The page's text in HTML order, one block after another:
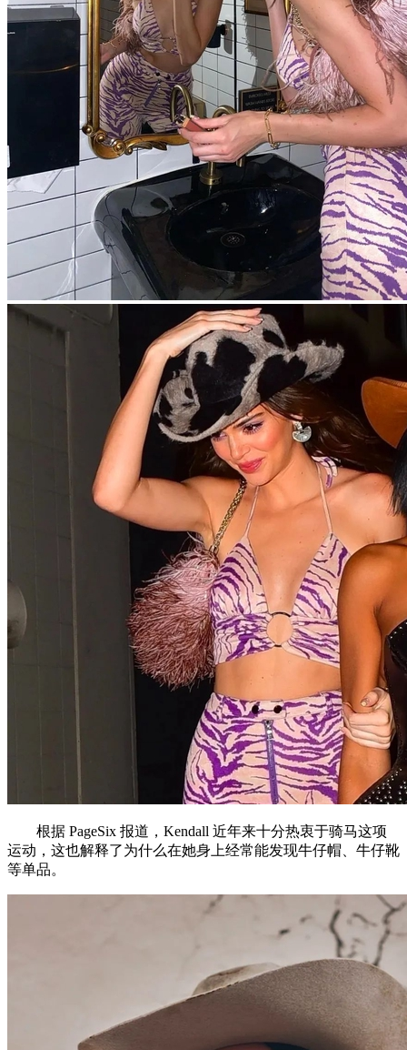
根据 PageSix 报道，Kendall 近年来十分热衷于骑马这项
运动，这也解释了为什么在她身上经常能发现牛仔帽、牛仔靴
等单品。